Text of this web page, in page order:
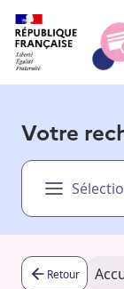
Besoin d'aide ?
Votre
Retour